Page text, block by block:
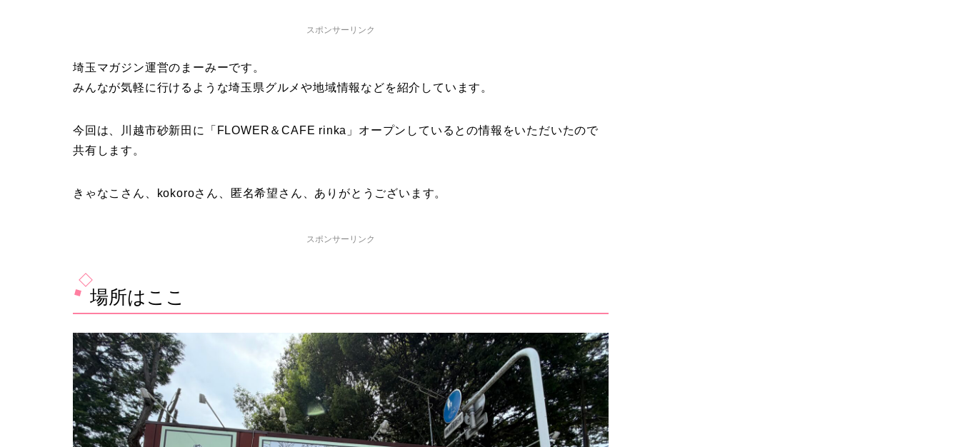
スポンサーリンク
埼玉マガジン運営のまーみーです。
みんなが気軽に行けるような埼玉県グルメや地域情報などを紹介しています。
今回は、川越市砂新田に「FLOWER＆CAFE rinka」オープンしているとの情報をいただいたので
共有します。
きゃなこさん、kokoroさん、匿名希望さん、ありがとうございます。
スポンサーリンク
場所はここ